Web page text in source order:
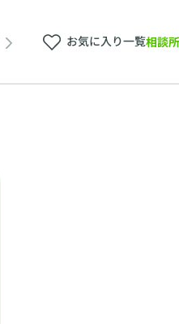
お気に入り一覧相談